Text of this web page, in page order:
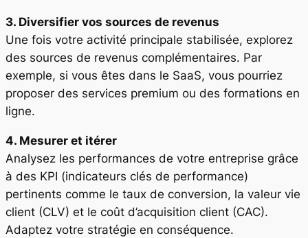
3. Diversifier vos sources de revenus
Une fois votre activité principale stabilisée, explorez
des sources de revenus complémentaires. Par
exemple, si vous êtes dans le SaaS, vous pourriez
proposer des services premium ou des formations en
ligne.
4. Mesurer et itérer
Analysez les performances de votre entreprise grâce
à des KPI (indicateurs clés de performance)
pertinents comme le taux de conversion, la valeur vie
client (CLV) et le coût d’acquisition client (CAC).
Adaptez votre stratégie en conséquence.